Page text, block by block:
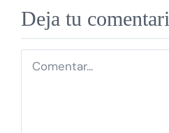
Deja tu
Comentar